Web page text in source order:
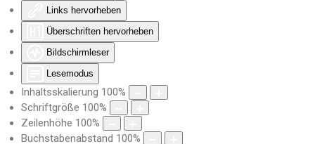
Links hervorheben
Überschriften hervorheben
Bildschirmleser
Lesemodus
Inhaltsskalierung 100%
Schriftgröße 100%
Zeilenhöhe 100%
Buchstabenabstand 100%